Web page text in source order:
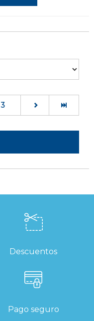
3
Descuentos
Pago seguro